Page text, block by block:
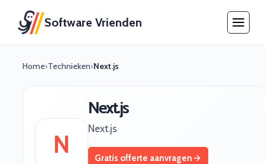
Software Vrienden
Home›Technieken›Next.js
N
Next.js
Next.js
Gratis offerte aanvragen